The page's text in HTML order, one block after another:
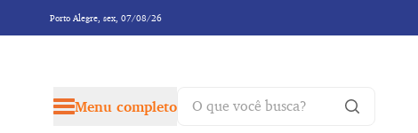
Porto Alegre, sex, 07/08/26
Menu completo